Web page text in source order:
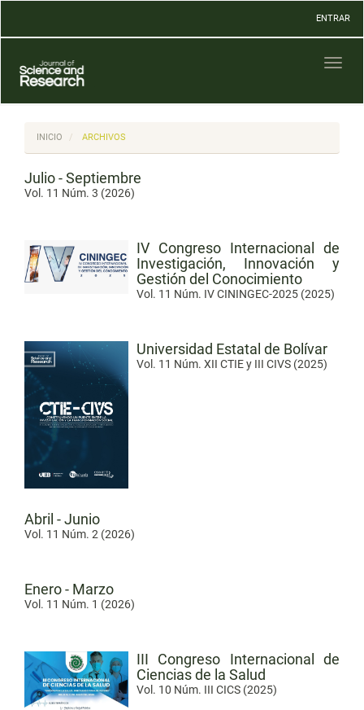
Contenido
Barra
lateral
ENTRAR
INICIO ARCHIVOS
Julio - Septiembre
Vol. 11 Núm. 3 (2026)
IV Congreso Internacional de
Investigación, Innovación y
Gestión del Conocimiento
Vol. 11 Núm. IV CININGEC-2025 (2025)
Universidad Estatal de Bolívar
Vol. 11 Núm. XII CTIE y III CIVS (2025)
Abril - Junio
Vol. 11 Núm. 2 (2026)
Enero - Marzo
Vol. 11 Núm. 1 (2026)
III Congreso Internacional de
Ciencias de la Salud
Vol. 10 Núm. III CICS (2025)